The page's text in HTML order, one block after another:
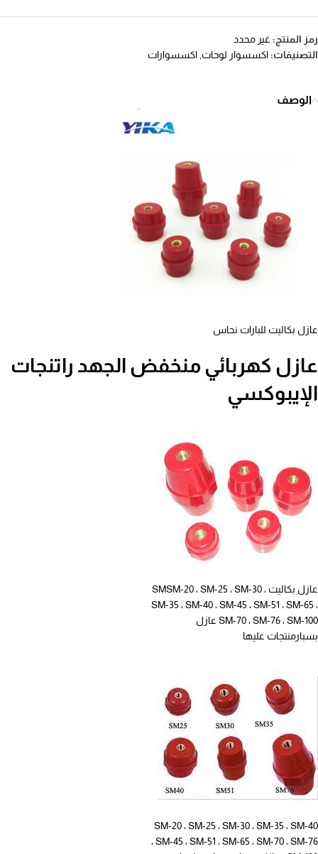
رمز المنتج: غير محدد
التصنيفات: اكسسوار لوحات اكسسوارات
الوصف
عازل بكاليت للبارات نحاس
عازل كهربائي منخفض الجهد راتنجات
الإيبوكسي
عازل بكاليت SMSM-20 ، SM-25 ، SM-30 ،
SM-35 ، SM-40 ، SM-45 ، SM-51 ، SM-65 ،
SM-70 ، SM-76 ، SM-100 عازل
بسبارمنتجات عليها
SM-20 ، SM-25 ، SM-30 ، SM-35 ، SM-40
، SM-45 ، SM-51 ، SM-65 ، SM-70 ، SM-76